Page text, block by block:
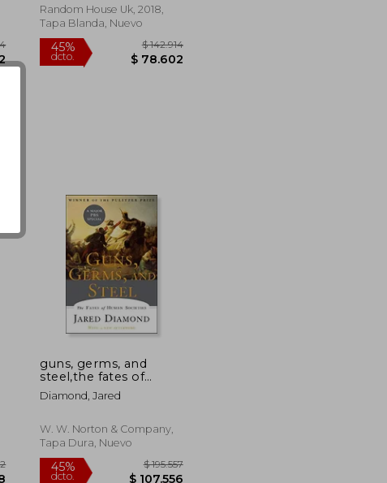
$ 142.914
$ 78.602
Random House Uk, 2018,
Tapa Blanda, Nuevo
45%
dcto.
guns, germs, and
steel,the fates of
human societies (en
Inglés)
Diamond, Jared
W. W. Norton & Company,
Tapa Dura, Nuevo